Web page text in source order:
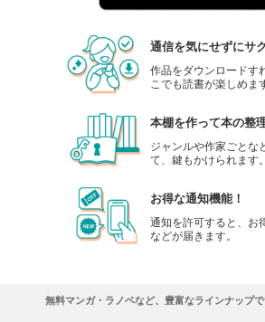
通信を気にせずにサ
作品をダウンロードす
こでも読書が楽しめま
本棚を作って本の整
ジャンルや作家ごとな
て、鍵もかけられます。
お得な通知機能！
通知を許可すると、お
などが届きます。
無料マンガ・ラノベなど、豊富なラインナップ